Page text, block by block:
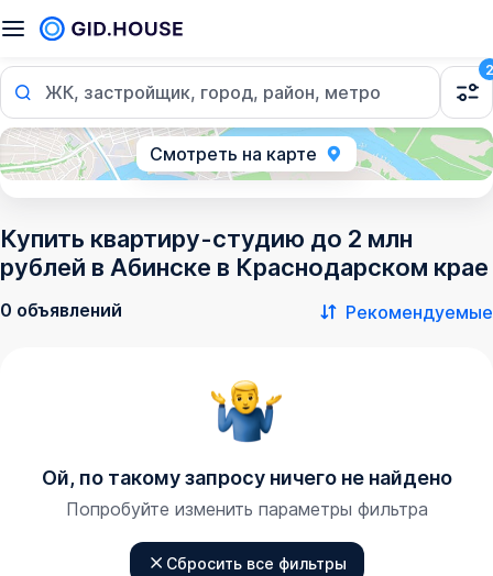
ЖК, застройщик, город, район, метро
2
Смотреть на карте
Купить квартиру-студию до 2 млн
рублей в Абинске в Краснодарском крае
0 объявлений Рекомендуемые
Ой, по такому запросу ничего не найдено
Попробуйте изменить параметры фильтра
Сбросить все фильтры